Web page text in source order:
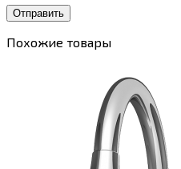
Похожие товары